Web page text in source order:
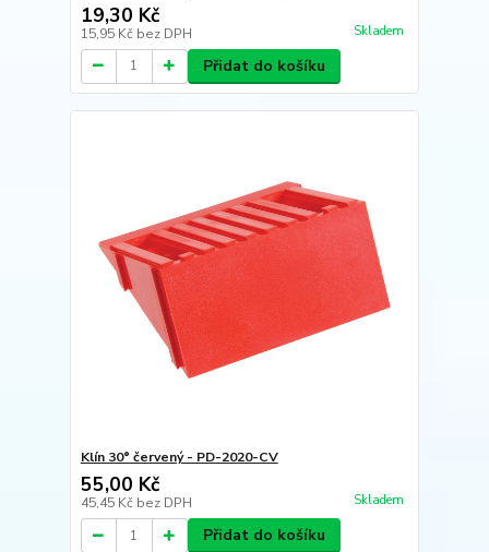
19,30 Kč
15,95 Kč bez DPH Skladem
Přidat do košíku
Klín 30° červený - PD-2020-CV
55,00 Kč
45,45 Kč bez DPH Skladem
Přidat do košíku